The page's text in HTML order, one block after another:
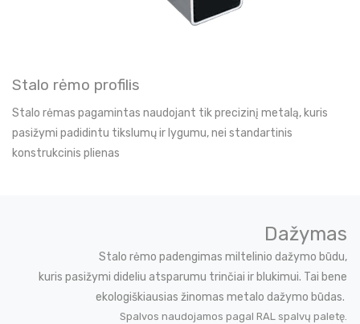
Stalo rėmo profilis
Stalo rėmas pagamintas naudojant tik precizinį metalą, kuris
pasižymi padidintu tikslumų ir lygumu, nei standartinis
konstrukcinis plienas
Dažymas
Stalo rėmo padengimas miltelinio dažymo būdu,
kuris pasižymi dideliu atsparumu trinčiai ir blukimui. Tai bene
ekologiškiausias žinomas metalo dažymo būdas.
Spalvos naudojamos pagal RAL spalvų paletę.